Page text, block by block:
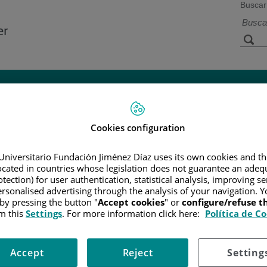
Buscar
las células cancerosas, mientras se hace el menor daño
de pulmón de células no pequeñas.
Cookies configuration
Fundación Jiménez Díaz uses its own cookies and
in countries whose legislation does not guarantee an
for user authentication, statistical analysis, improving
advertising through the analysis of your navigation.
pressing the button "Accept cookies" or configure/refuse
thisSettings. For more information click here: Política de
Reject
Accept